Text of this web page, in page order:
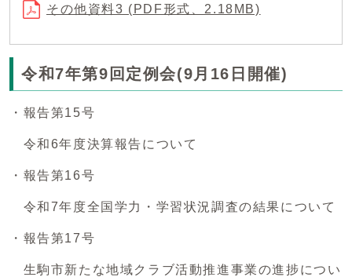
その他資料3 (PDF形式、2.18MB)
令和7年第9回定例会(9月16日開催)
・報告第15号
令和6年度決算報告について
・報告第16号
令和7年度全国学力・学習状況調査の結果について
・報告第17号
生駒市新たな地域クラブ活動推進事業の進捗につい